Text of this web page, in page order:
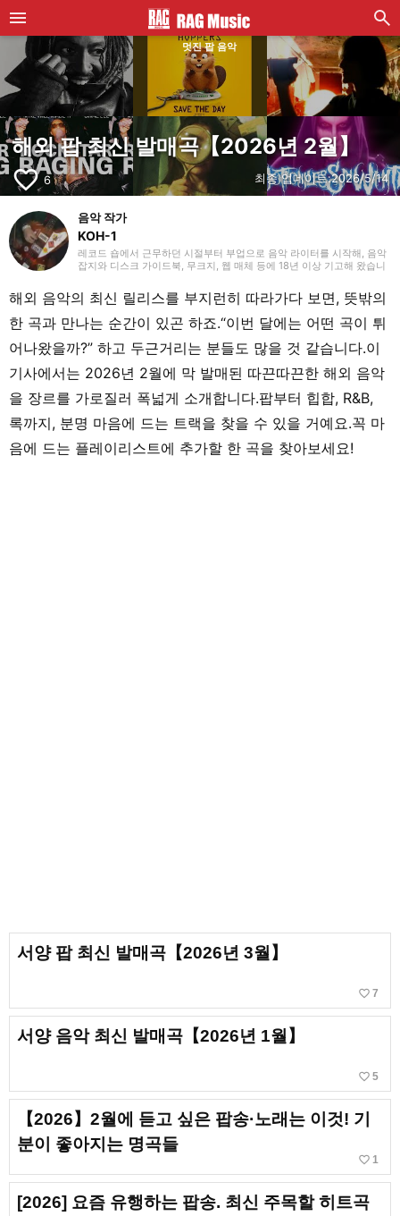
멋진 팝 음악
해외 팝 최신 발매곡【2026년 2월】
favorite_border 6 최종 업데이트:2026/5/14
음악 작가
KOH-1
레코드 숍에서 근무하던 시절부터 부업으로 음악 라이터를 시작해, 음악
잡지와 디스크 가이드북, 무크지, 웹 매체 등에 18년 이상 기고해 왔습니
넘게 ‘좋아하는 것을 좋아한다’를 모토로 호기심을 잃지 않으려 항상 마음
쓰고 있습니다. 밴드 활동 경력이 있으며, 작사·작곡을 맡는 베이시스트
의 포지션이었습니다. 연주 경험이 있는 악기는 베이스, 기타, 피아노입
니다. 40대 중반부터 영어 공부를 시작해 현재도 계속하고 있습니다.
해외 음악의 최신 릴리스를 부지런히 따라가다 보면, 뜻밖의
한 곡과 만나는 순간이 있곤 하죠.“이번 달에는 어떤 곡이 튀
어나왔을까?” 하고 두근거리는 분들도 많을 것 같습니다.이
기사에서는 2026년 2월에 막 발매된 따끈따끈한 해외 음악
을 장르를 가로질러 폭넓게 소개합니다.팝부터 힙합, R&B,
록까지, 분명 마음에 드는 트랙을 찾을 수 있을 거예요.꼭 마
음에 드는 플레이리스트에 추가할 한 곡을 찾아보세요!
서양 팝 최신 발매곡【2026년 3월】
favorite_border 7
서양 음악 최신 발매곡【2026년 1월】
favorite_border 5
【2026】2월에 듣고 싶은 팝송·노래는 이것! 기
분이 좋아지는 명곡들
favorite_border 1
[2026] 요즘 유행하는 팝송. 최신 주목할 히트곡